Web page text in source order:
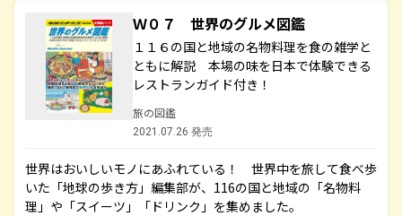
Ｗ０７ 世界のグルメ図鑑
１１６の国と地域の名物料理を食の雑学と
ともに解説 本場の味を日本で体験できる
レストランガイド付き！
旅の図鑑
2021.07.26 発売
世界はおいしいモノにあふれている！ 世界中を旅して食べ歩
いた「地球の歩き方」編集部が、116の国と地域の「名物料
理」や「スイーツ」「ドリンク」を集めました。